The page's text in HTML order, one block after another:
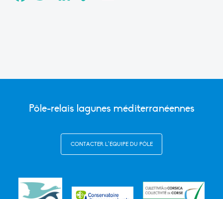
Pôle-relais lagunes méditerranéennes
CONTACTER L’ÉQUIPE DU PÔLE